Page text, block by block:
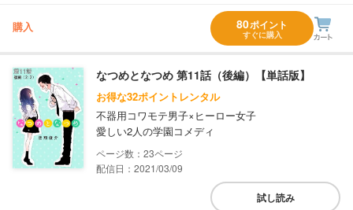
購入 80ポイント
すぐに購入
なつめとなつめ 第11話（後編）【単話版】
お得な32ポイントレンタル
不器用コワモテ男子×ヒーロー女子
愛しい2人の学園コメディ
23
配信日：2021/03/09
試し読み